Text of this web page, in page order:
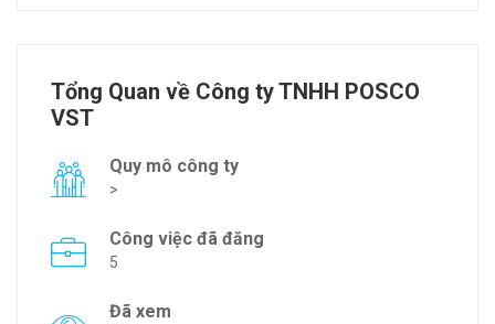
Tổng Quan về Công ty TNHH POSCO
VST
Quy mô công ty
>
Công việc đã đăng
5
Đã xem